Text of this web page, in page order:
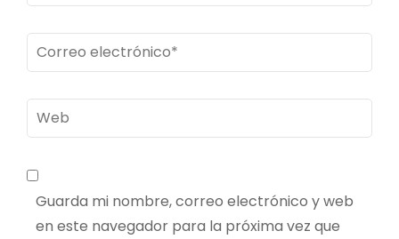
Correo
electrónico*
Web
Guarda mi nombre, correo electrónico y web
en este navegador para la próxima vez que